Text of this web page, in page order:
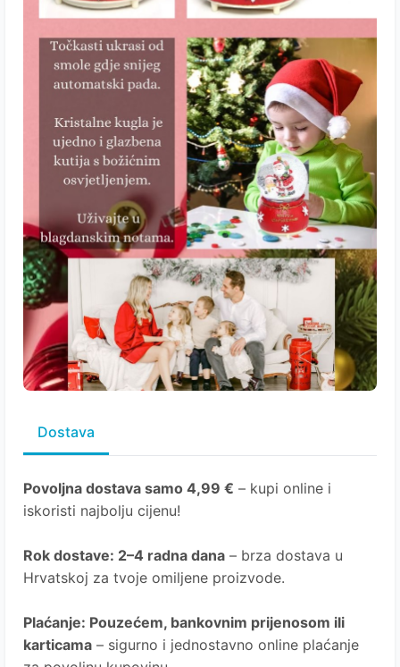
Dostava
Povoljna dostava samo 4,99 € – kupi online i
iskoristi najbolju cijenu!
Rok dostave: 2–4 radna dana – brza dostava u
Hrvatskoj za tvoje omiljene proizvode.
Plaćanje: Pouzećem, bankovnim prijenosom ili
karticama – sigurno i jednostavno online plaćanje